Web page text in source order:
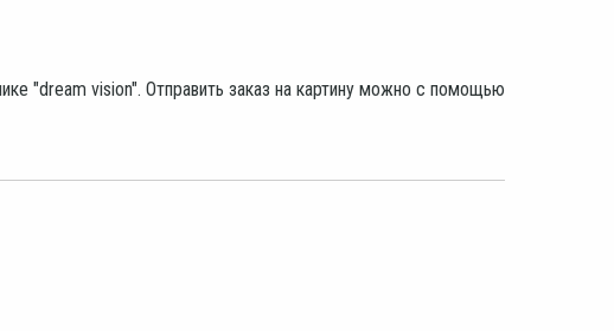
"dream vision". Отправить заказ на картину можно с помощью